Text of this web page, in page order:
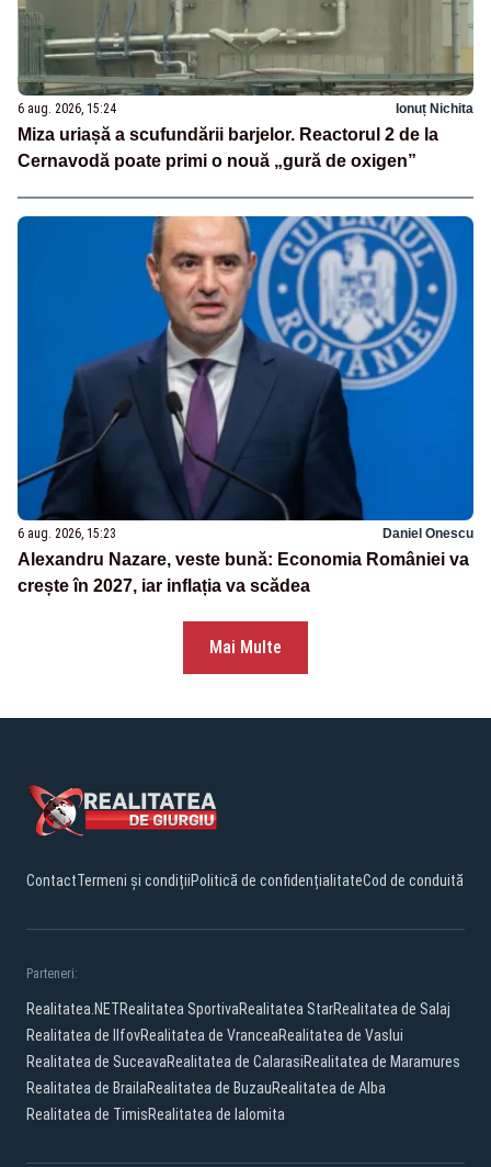
6 aug. 2026, 15:24 Ionuț Nichita
Miza uriașă a scufundării barjelor. Reactorul 2 de la
Cernavodă poate primi o nouă „gură de oxigen”
6 aug. 2026, 15:23 Daniel Onescu
Alexandru Nazare, veste bună: Economia României va
crește în 2027, iar inflația va scădea
Mai Multe
ContactTermeni și condițiiPolitică de confidențialitateCod de conduită
Parteneri:
Realitatea.NETRealitatea SportivaRealitatea StarRealitatea de Salaj
Realitatea de IlfovRealitatea de VranceaRealitatea de Vaslui
Realitatea de SuceavaRealitatea de CalarasiRealitatea de Maramures
Realitatea de BrailaRealitatea de BuzauRealitatea de Alba
Realitatea de TimisRealitatea de Ialomita